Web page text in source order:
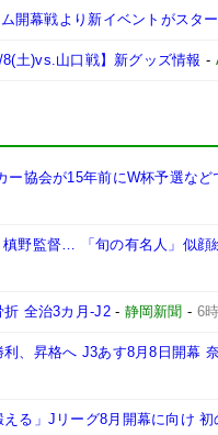
開幕戦より新イベントがスタ
土)vs.山口戦】新グッズ情報 -
ー協会が15年前にW杯予選な
槙野監督… 「旬の有名人」似顔
折 全治3カ月-J2- 静岡新聞 - 6
利、昇格へ J3あす8月8日開幕
える」Jリーグ8月開幕に向け